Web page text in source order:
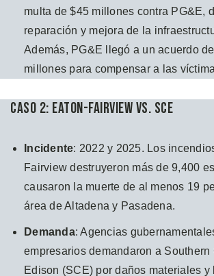
multa de $45 millones contra PG&E,
reparación y mejora de la
Además, PG&E llegó a un acuerdo
millones para compensar a las
Caso 2: Eaton-Fairview vs. SCE
Incidente: 2022 y 2025. Los
Fairview destruyeron más de 9,400
causaron la muerte de al menos 19
área de Altadena y Pasadena.
Demanda: Agencias
empresarios demandaron a Southern
Edison (SCE) por daños materiales y